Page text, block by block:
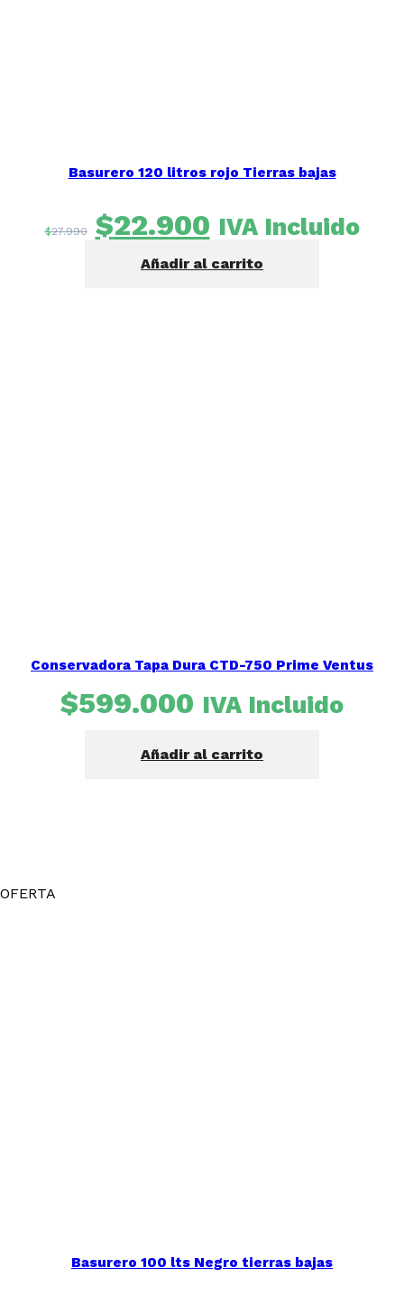
Basurero 120 litros rojo Tierras bajas
$27.990 El
precio
original
$22.900El
precio
actual
IVA Incluido
Añadir al carrito
Conservadora Tapa Dura CTD-750 Prime Ventus
$599.000 IVA Incluido
Añadir al carrito
OFERTA
Basurero 100 lts Negro tierras bajas